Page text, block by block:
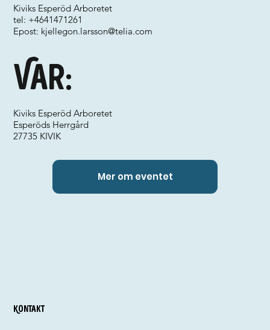
Var:
Kiviks Esperöd Arboretet
tel: +4641471261
Epost: kjellegon.larsson@telia.com
Kiviks Esperöd Arboretet
Esperöds Herrgård
27735 KIVIK
Mer om eventet
Kontakt